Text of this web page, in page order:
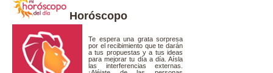
Horóscopo